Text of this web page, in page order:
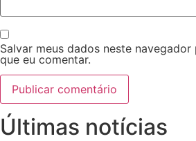
Salvar meus dados neste
que eu comentar.
Últimas notícias